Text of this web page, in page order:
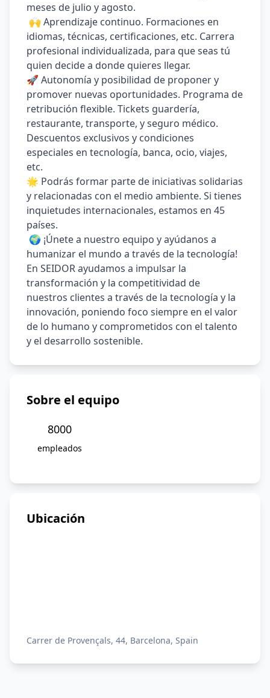
meses de julio y agosto.
idiomas, técnicas, certificaciones, etc. Carrera
profesional individualizada, para que seas tú
quien decide a donde quieres llegar.
🚀 Autonomía y posibilidad de proponer y
promover nuevas oportunidades. Programa de
retribución flexible. Tickets guardería,
restaurante, transporte, y seguro médico.
Descuentos exclusivos y condiciones
especiales en tecnología, banca, ocio, viajes,
etc.
🌟 Podrás formar parte de iniciativas solidarias
y relacionadas con el medio ambiente. Si tienes
inquietudes internacionales, estamos en 45
países.
humanizar el mundo a través de la tecnología!
En SEIDOR ayudamos a impulsar la
transformación y la competitividad de
nuestros clientes a través de la tecnología y la
innovación, poniendo foco siempre en el valor
de lo humano y comprometidos con el talento
y el desarrollo sostenible.
Sobre el equipo
8000
empleados
Ubicación
Carrer de Provençals, 44, Barcelona, Spain